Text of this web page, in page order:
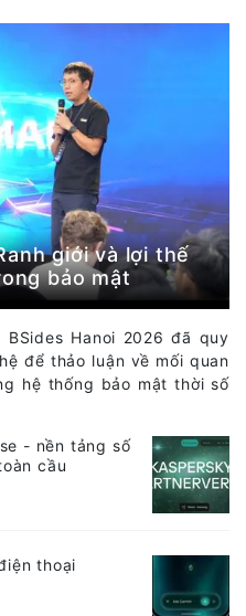
giới và lợi thế
bảo mật
Hanoi 2026 đã quy
để thảo luận về mối quan
hệ thống bảo mật thời số
- nền tảng số
cầu
thoại